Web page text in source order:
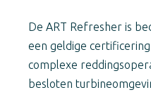
De ART Refresher is
een geldige
complexe
besloten